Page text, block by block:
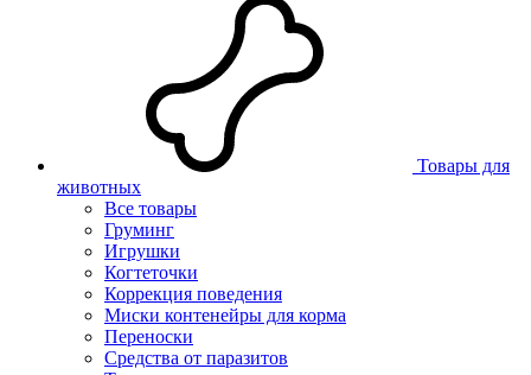
Товары для
животных
Все товары
Груминг
Игрушки
Когтеточки
Коррекция поведения
Миски контенейры для корма
Переноски
Средства от паразитов